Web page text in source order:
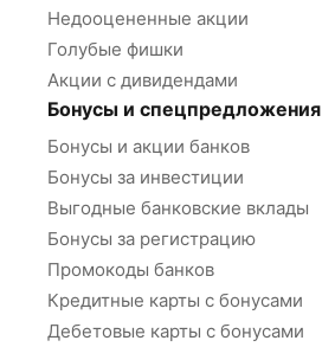
Недооцененные акции
Голубые фишки
Акции с дивидендами
Бонусы и спецпредложения
Бонусы и акции банков
Бонусы за инвестиции
Выгодные банковские вклады
Бонусы за регистрацию
Промокоды банков
Кредитные карты с бонусами
Дебетовые карты с бонусами